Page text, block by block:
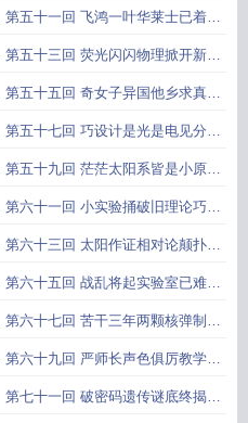
现
炼制疫苗狂犬病的根治
第五十一回 飞鸿一叶华莱士已着先
鞭掷笔三叹达尔文欲弃前功进化论
的发表
第五十三回 荧光闪闪物理掀开新篇
白骨森森美人惊魂落泪X射线的发
现
第五十五回 奇女子异国他乡求真知
好伴侣濡沫相依攻难关镭的发现上
第五十七回 巧设计是光是电见分晓
细测算质量电量全找到电子的发现
第五十九回 茫茫太阳系皆是小原子
小小原子内却是太阳系原子核的发
现
第六十一回 小实验捅破旧理论巧裁
缝难补百衲衣以太说的被否定
第六十三回 太阳作证相对论颠扑不
破纳粹逞凶科学家流亡异国广义相
对论的创立
第六十五回 战乱将起实验室已难平
静为渊驱鱼科学家云集美国原子核
裂变的发现
第六十七回 苦干三年两颗核弹制成
功悔恨万分一纸建议致惨祸原子弹
的爆炸
第六十九回 严师长声色俱厉教学子
慈老翁语重心长勉后人条件反射学
第七十一回 破密码遗传谜底终揭晓